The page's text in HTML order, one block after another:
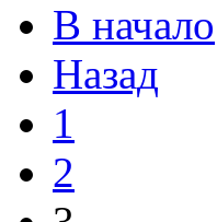
В начало
Назад
1
2